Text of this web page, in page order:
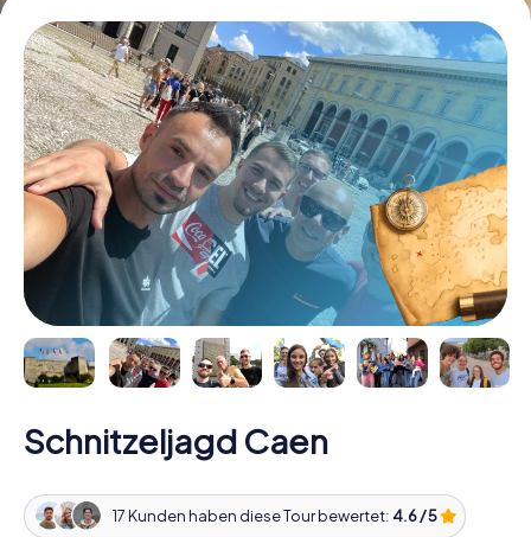
Schnitzeljagd Caen
17 Kunden haben diese Tour bewertet: 4.6 / 5